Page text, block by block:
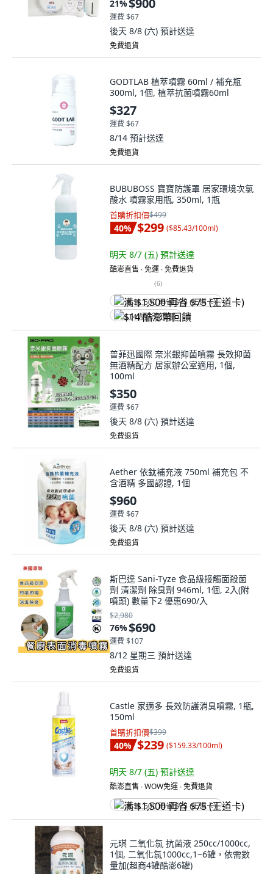
21%$900
運費 $67
後天 8/8 (六) 預計送達
免費退貨
GODTLAB 植萃噴霧 60ml / 補充瓶
300ml, 1個, 植萃抗菌噴霧60ml
$327
運費 $67
8/14 預計送達
免費退貨
BUBUBOSS 寶寶防護罩 居家環境次氯
酸水 噴霧家用瓶, 350ml, 1瓶
首購折扣價$499
40% $299 ($85.43/100ml)
明天 8/7 (五) 預計送達
酷澎直售 ∙ 免運 ∙ 免費退貨
(6)
满 $1,500 再省 $75 (王道卡)
$14 酷澎幣回饋
普菲迅國際 奈米銀抑菌噴霧 長效抑菌
無酒精配方 居家辦公室適用, 1個,
100ml
$350
運費 $67
後天 8/8 (六) 預計送達
免費退貨
Aether 依鈦補充液 750ml 補充包 不
含酒精 多國認證, 1個
$960
運費 $67
後天 8/8 (六) 預計送達
免費退貨
斯巴達 Sani-Tyze 食品級接觸面殺菌
劑 清潔劑 除臭劑 946ml, 1個, 2入(附
噴頭) 數量下2 優惠690/入
$2,980
76%$690
運費 $107
8/12 星期三 預計送達
免費退貨
Castle 家適多 長效防護消臭噴霧, 1瓶,
150ml
首購折扣價$399
40% $239 ($159.33/100ml)
明天 8/7 (五) 預計送達
酷澎直售 ∙ WOW免運 ∙ 免費退貨
满 $1,500 再省 $75 (王道卡)
元琪 二氧化氯 抗菌液 250cc/1000cc,
1個, 二氧化氯1000cc,1~6罐，依需數
量加(超商4罐酷澎6罐)